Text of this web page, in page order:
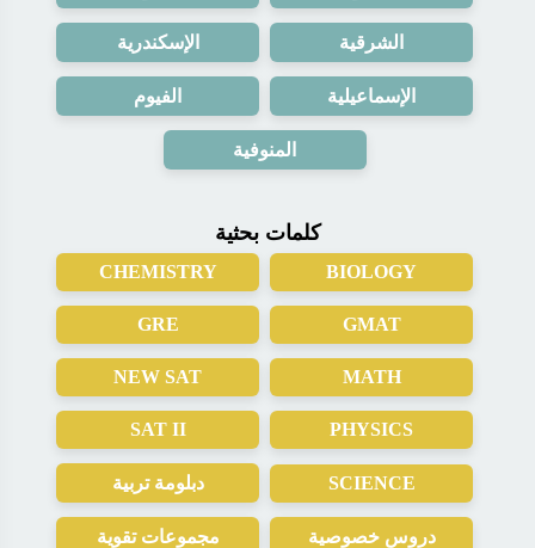
الشرقية الإسكندرية
الإسماعيلية الفيوم
المنوفية
كلمات بحثية
BIOLOGY
CHEMISTRY
GMAT
GRE
MATH
NEW SAT
PHYSICS
SAT II
SCIENCE دبلومة تربية
دروس خصوصية مجموعات تقوية